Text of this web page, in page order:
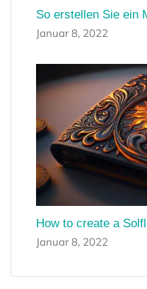
So erstellen Sie ein
Januar 8, 2022
How to create a
Januar 8, 2022